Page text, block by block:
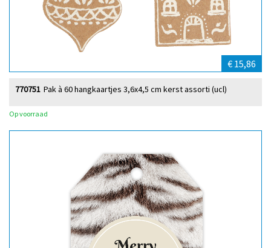
€ 15,86
Pak à 60 hangkaartjes 3,6x4,5 cm kerst assorti (ucl)
770751
Op voorraad